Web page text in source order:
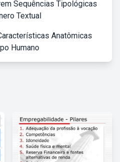
Sequências Tipológicas
Textual
Anatômicas
Humano